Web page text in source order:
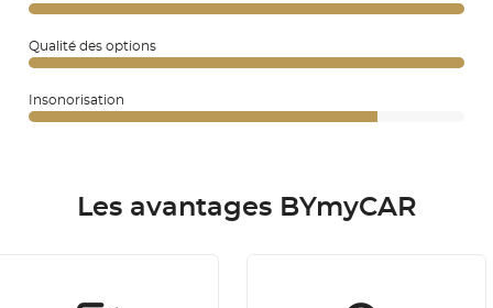
Qualité des options
Insonorisation
Les avantages BYmyCAR